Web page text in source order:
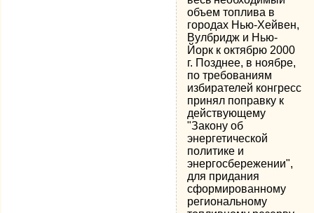
объем топлива в
городах Нью-Хейвен,
Вулбридж и Нью-
Йорк к октябрю 2000
г. Позднее, в ноябре,
по требованиям
избирателей конгресс
принял поправку к
действующему
"Закону об
энергетической
политике и
энергосбережении",
для придания
сформированному
региональному